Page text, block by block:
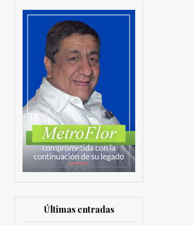
Últimas entradas